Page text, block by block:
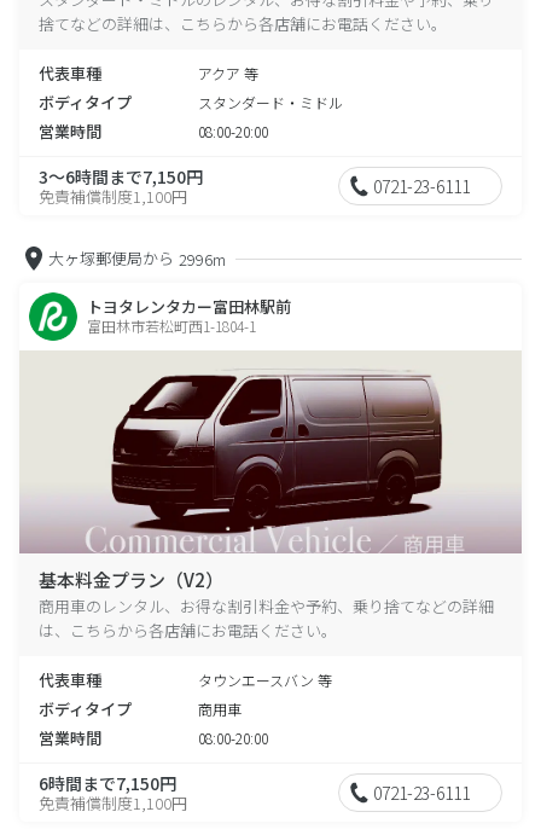
捨てなどの詳細は、こちらから各店舗にお電話ください。
代表車種 アクア 等
ボディタイプ スタンダード・ミドル
営業時間 08:00-20:00
3～6時間まで7,150円
免責補償制度1,100円 0721-23-6111
大ヶ塚郵便局から 2996m
トヨタレンタカー富田林駅前
富田林市若松町西1-1804-1
基本料金プラン（V2）
商用車のレンタル、お得な割引料金や予約、乗り捨てなどの詳細
は、こちらから各店舗にお電話ください。
代表車種 タウンエースバン 等
ボディタイプ 商用車
営業時間 08:00-20:00
6時間まで7,150円
免責補償制度1,100円 0721-23-6111